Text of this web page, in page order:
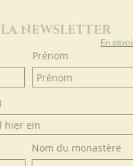
NEWSLETTER
En
Prénom
Nom du monastère